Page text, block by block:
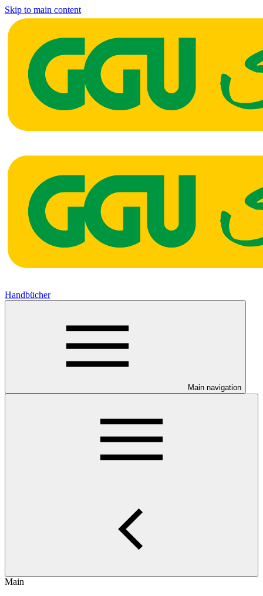
Skip to main content
Handbücher
Main navigation
Main